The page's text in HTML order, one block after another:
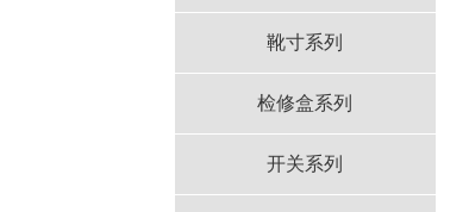
靴寸系列
检修盒系列
开关系列